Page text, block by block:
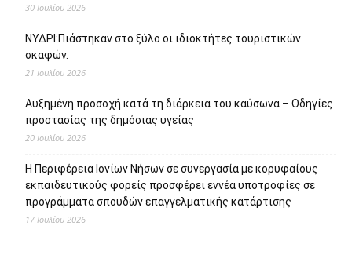
30 Ιουλίου 2026
ΝΥΔΡΙ:Πιάστηκαν στο ξύλο οι ιδιοκτήτες τουριστικών
σκαφών.
21 Ιουλίου 2026
Αυξημένη προσοχή κατά τη διάρκεια του καύσωνα – Οδηγίες
προστασίας της δημόσιας υγείας
20 Ιουλίου 2026
Η Περιφέρεια Ιονίων Νήσων σε συνεργασία με κορυφαίους
εκπαιδευτικούς φορείς προσφέρει εννέα υποτροφίες σε
προγράμματα σπουδών επαγγελματικής κατάρτισης
17 Ιουλίου 2026